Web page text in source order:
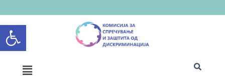
Open toolbark
i
p